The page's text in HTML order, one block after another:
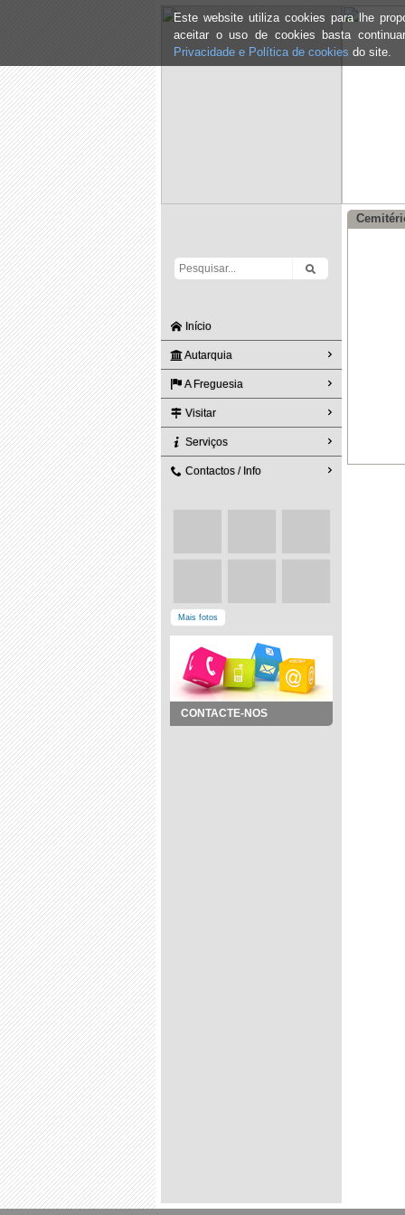
Este website utiliza cookies para lhe
aceitar o uso de cookies basta
Privacidade e Política de cookies do site.
Início
Autarquia
A Freguesia
Visitar
Serviços
Contactos / Info
Mais fotos
CONTACTE-NOS